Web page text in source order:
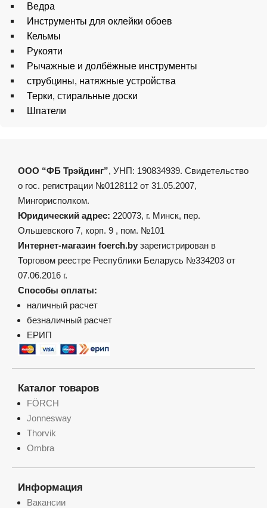
Ведра
Инструменты для оклейки обоев
Кельмы
Рукояти
Рычажные и долбёжные инструменты
струбцины, натяжные устройства
Терки, стиральные доски
Шпатели
ООО “ФБ Трэйдинг”, УНП: 190834939. Свидетельство
о гос. регистрации №0128112 от 31.05.2007,
Мингорисполком.
Юридический адрес: 220073, г. Минск, пер.
Ольшевского 7, корп. 9 , пом. №101
Интернет-магазин foerch.by зарегистрирован в
Торговом реестре Республики Беларусь №334203 от
07.06.2016 г.
Способы оплаты:
наличный расчет
безналичный расчет
ЕРИП
Каталог товаров
FÖRCH
Jonnesway
Thorvik
Ombra
Информация
Вакансии